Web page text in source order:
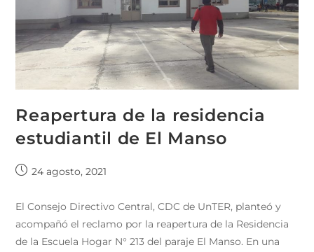
Reapertura de la residencia
estudiantil de El Manso
24 agosto, 2021
El Consejo Directivo Central, CDC de UnTER, planteó y
acompañó el reclamo por la reapertura de la Residencia
de la Escuela Hogar N° 213 del paraje El Manso. En una